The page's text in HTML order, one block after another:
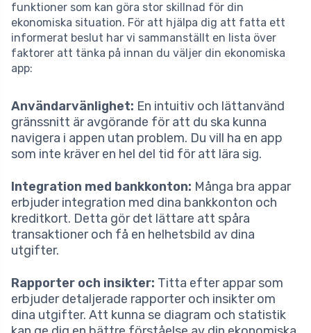
funktioner som kan göra stor skillnad för din
ekonomiska situation. För att hjälpa dig att fatta ett
informerat beslut har vi sammanställt en lista över
faktorer att tänka på innan du väljer din ekonomiska
app:
Användarvänlighet: En intuitiv och lättanvänd
gränssnitt är avgörande för att du ska kunna
navigera i appen utan problem. Du vill ha en app
som inte kräver en hel del tid för att lära sig.
Integration med bankkonton: Många bra appar
erbjuder integration med dina bankkonton och
kreditkort. Detta gör det lättare att spåra
transaktioner och få en helhetsbild av dina
utgifter.
Rapporter och insikter: Titta efter appar som
erbjuder detaljerade rapporter och insikter om
dina utgifter. Att kunna se diagram och statistik